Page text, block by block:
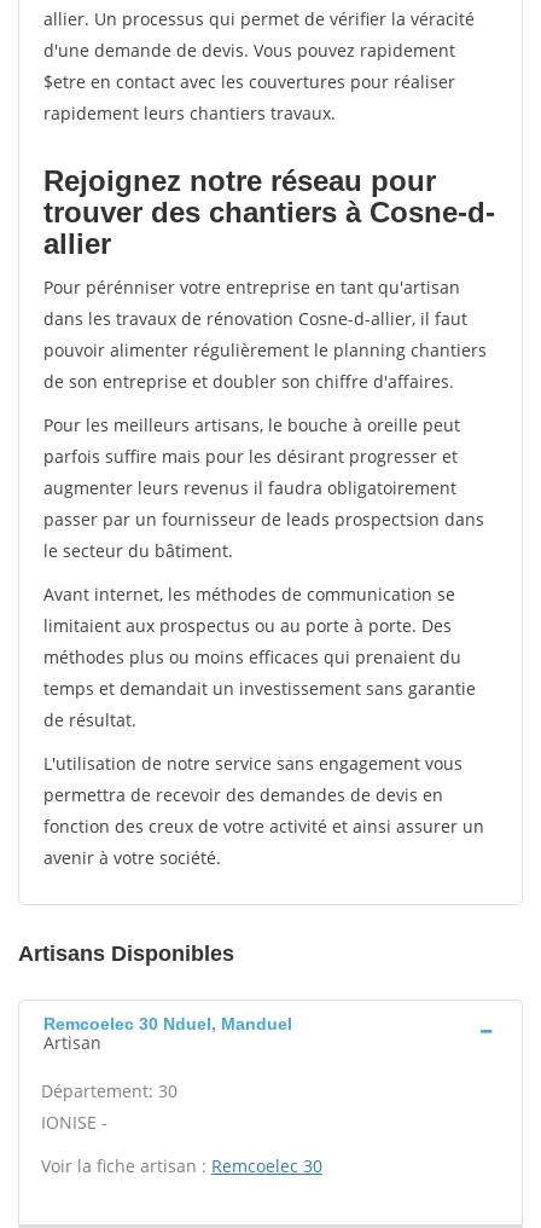
allier. Un processus qui permet de vérifier la véracité
d'une demande de devis. Vous pouvez rapidement
$etre en contact avec les couvertures pour réaliser
rapidement leurs chantiers travaux.
Rejoignez notre réseau pour
trouver des chantiers à Cosne-d-
allier
Pour pérénniser votre entreprise en tant qu'artisan
dans les travaux de rénovation Cosne-d-allier, il faut
pouvoir alimenter régulièrement le planning chantiers
de son entreprise et doubler son chiffre d'affaires.
Pour les meilleurs artisans, le bouche à oreille peut
parfois suffire mais pour les désirant progresser et
augmenter leurs revenus il faudra obligatoirement
passer par un fournisseur de leads prospectsion dans
le secteur du bâtiment.
Avant internet, les méthodes de communication se
limitaient aux prospectus ou au porte à porte. Des
méthodes plus ou moins efficaces qui prenaient du
temps et demandait un investissement sans garantie
de résultat.
L'utilisation de notre service sans engagement vous
permettra de recevoir des demandes de devis en
fonction des creux de votre activité et ainsi assurer un
avenir à votre société.
Artisans Disponibles
Remcoelec 30 Nduel, Manduel
Artisan
Département: 30
IONISE -
Voir la fiche artisan : Remcoelec 30